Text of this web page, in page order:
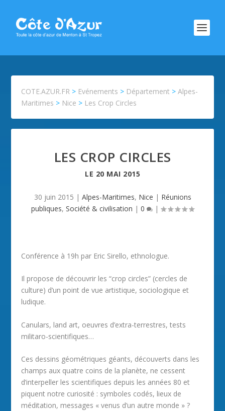
COTE.AZUR.FR > Evénements > Département >Alpes-
Maritimes > Nice > Les Crop Circles
LES CROP CIRCLES
LE 20 MAI 2015
30 juin 2015 | Alpes-Maritimes, Nice | Réunions
publiques, Société & civilisation | 0 |
Conférence à 19h par Eric Sirello, ethnologue.
Il propose de découvrir les “crop circles” (cercles de
culture) d’un point de vue artistique, sociologique et
ludique.
Canulars, land art, oeuvres d’extra-terrestres, tests
militaro-scientifiques…
Ces dessins géométriques géants, découverts dans les
champs aux quatre coins de la planète, ne cessent
d’interpeller les scientifiques depuis les années 80 et
piquent notre curiosité : symboles codés, lieux de
méditation, messages « venus d’un autre monde » ?